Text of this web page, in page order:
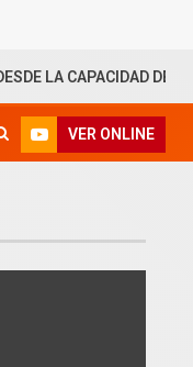
DE AHORRO
VER ONLINE